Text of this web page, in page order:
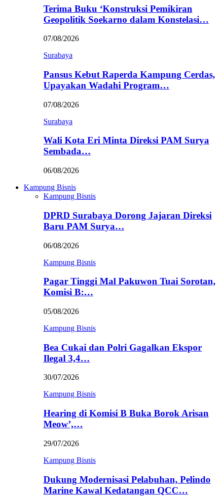
Terima Buku ‘Konstruksi Pemikiran
Geopolitik Soekarno dalam Konstelasi…
07/08/2026
Surabaya
Pansus Kebut Raperda Kampung Cerdas,
Upayakan Wadahi Program…
07/08/2026
Surabaya
Wali Kota Eri Minta Direksi PAM Surya
Sembada…
06/08/2026
Kampung Bisnis
Kampung Bisnis
DPRD Surabaya Dorong Jajaran Direksi
Baru PAM Surya…
06/08/2026
Kampung Bisnis
Pagar Tinggi Mal Pakuwon Tuai Sorotan,
Komisi B:…
05/08/2026
Kampung Bisnis
Bea Cukai dan Polri Gagalkan Ekspor
Ilegal 3,4…
30/07/2026
Kampung Bisnis
Hearing di Komisi B Buka Borok Arisan
Meow’,…
29/07/2026
Kampung Bisnis
Dukung Modernisasi Pelabuhan, Pelindo
Marine Kawal Kedatangan QCC…